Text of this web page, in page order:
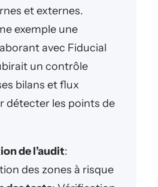
et externes.
exemple une
avec Fiducial
un contrôle
bilans et flux
détecter les points de
de l’audit:
des zones à risque